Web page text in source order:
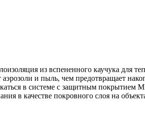
из вспененного каучука для
и пыль, чем предотвращает
в системе c защитным покрытием
в качестве покровного слоя на